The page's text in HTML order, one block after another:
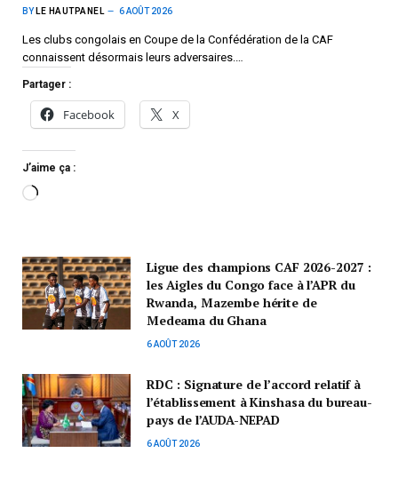
BY LE HAUTPANEL 6 AOÛT 2026
Les clubs congolais en Coupe de la Confédération de la CAF
connaissent désormais leurs adversaires.…
Partager :
Facebook X
J’aime ça :
Ligue des champions CAF 2026-2027 :
les Aigles du Congo face à l’APR du
Rwanda, Mazembe hérite de
Medeama du Ghana
6 AOÛT 2026
RDC : Signature de l’accord relatif à
l’établissement à Kinshasa du bureau-
pays de l’AUDA-NEPAD
6 AOÛT 2026